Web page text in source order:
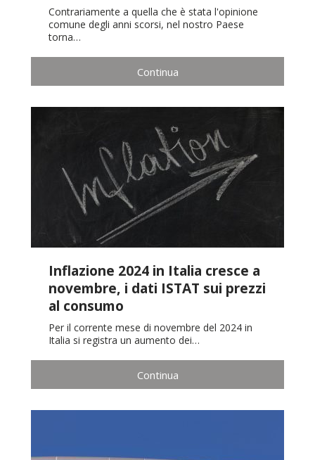
Contrariamente a quella che è stata l'opinione
comune degli anni scorsi, nel nostro Paese
torna…
Continua
Inflazione 2024 in Italia cresce a
novembre, i dati ISTAT sui prezzi
al consumo
Per il corrente mese di novembre del 2024 in
Italia si registra un aumento dei…
Continua